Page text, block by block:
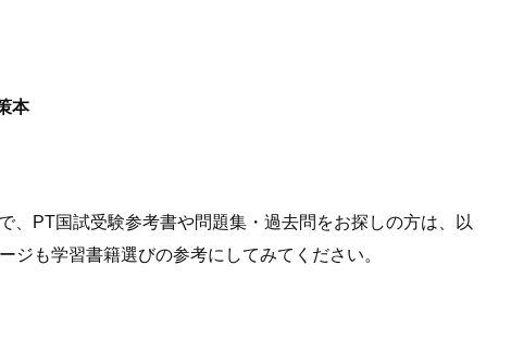
本
、PT国試受験参考書や問題集・過去問をお探しの方は、以
ジも学習書籍選びの参考にしてみてください。